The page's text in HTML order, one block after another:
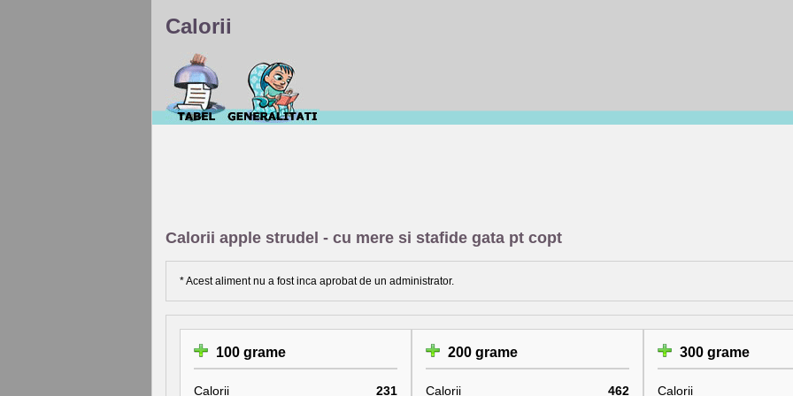
Calorii
Calorii apple strudel - cu mere si stafide gata pt copt
* Acest aliment nu a fost inca aprobat de un administrator.
100 grame
Calorii 231
200 grame
Calorii 462
300 grame
Calorii